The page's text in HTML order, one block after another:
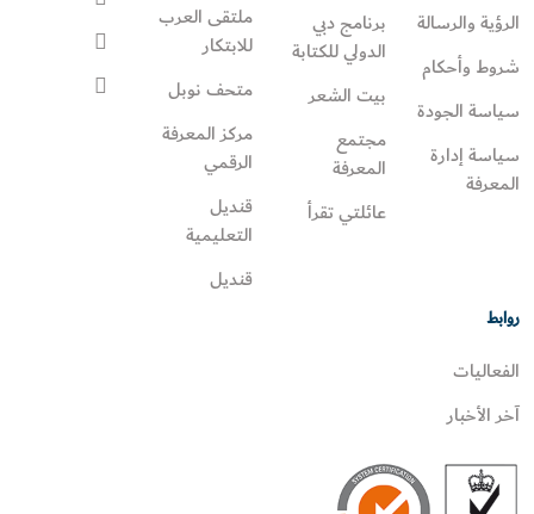
الرؤية والرسالة
شروط وأحكام
سياسة الجودة
سياسة إدارة
المعرفة
برنامج دبي
الدولي للكتابة
بيت الشعر
مجتمع
المعرفة
عائلتي تقرأ‎
ملتقى العرب
للابتكار
متحف نوبل
مركز المعرفة
الرقمي
قنديل
التعليمية
قنديل
روابط
الفعاليات
آخر الأخبار